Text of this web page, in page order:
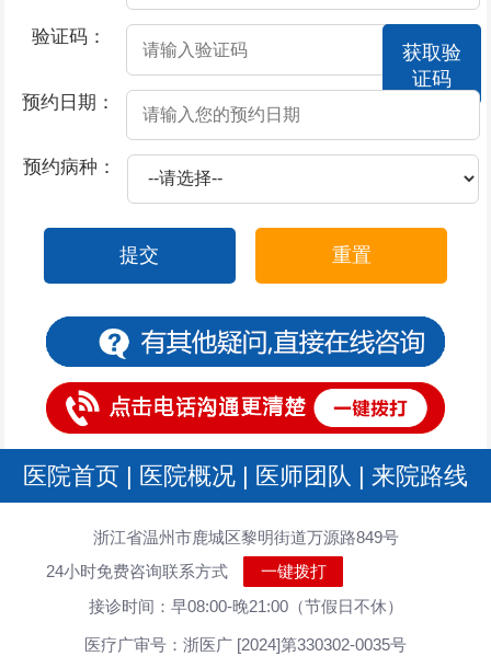
验证码：
获取验
证码
预约日期：
预约病种：
提交 重置
医院首页 | 医院概况 | 医师团队 | 来院路线
浙江省温州市鹿城区黎明街道万源路849号
24小时免费咨询联系方式
一键拨打
接诊时间：早08:00-晚21:00（节假日不休）
医疗广审号：浙医广 [2024]第330302-0035号